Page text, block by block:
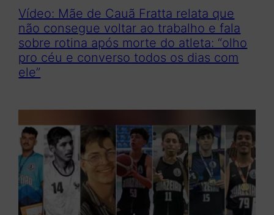
Vídeo: Mãe de Cauã Fratta relata que
não consegue voltar ao trabalho e fala
sobre rotina após morte do atleta: “olho
pro céu e converso todos os dias com
ele”